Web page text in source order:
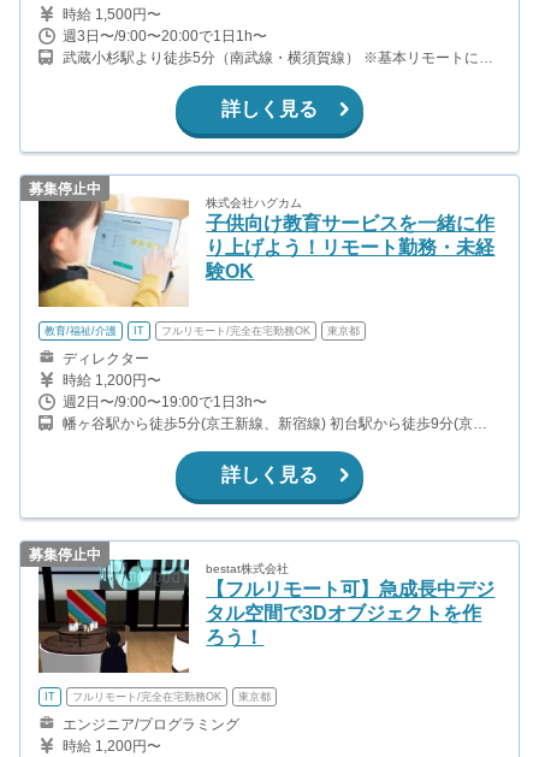
時給 1,500円〜
週3日〜/9:00〜20:00で1日1h〜
武蔵小杉駅より徒歩5分（南武線・横須賀線） ※基本リモートにつ
詳しく見る
募集停止中
株式会社ハグカム
子供向け教育サービスを一緒に作
り上げよう！リモート勤務・未経
験OK
教育/福祉/介護 IT フルリモート/完全在宅勤務OK 東京都
ディレクター
時給 1,200円〜
週2日〜/9:00〜19:00で1日3h〜
幡ヶ谷駅から徒歩5分(京王新線、新宿線) 初台駅から徒歩9分(京王
詳しく見る
募集停止中
bestat株式会社
【フルリモート可】急成長中デジ
タル空間で3Dオブジェクトを作
ろう！
IT フルリモート/完全在宅勤務OK 東京都
エンジニア/プログラミング
時給 1,200円〜